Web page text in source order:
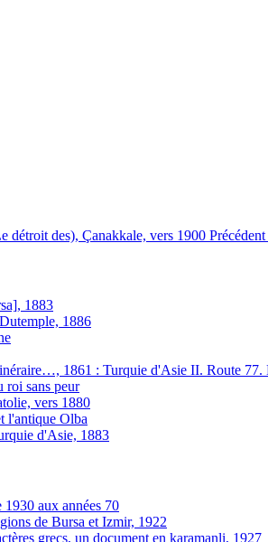
détroit des), Çanakkale, vers 1900 Précédent
1883
1886
1861 : Turquie d'Asie II. Route 77.
roi sans peur
vers 1880
l'antique Olba
d'Asie, 1883
1930 aux années 70
de Bursa et Izmir, 1922
grecs, un document en karamanli, 1927